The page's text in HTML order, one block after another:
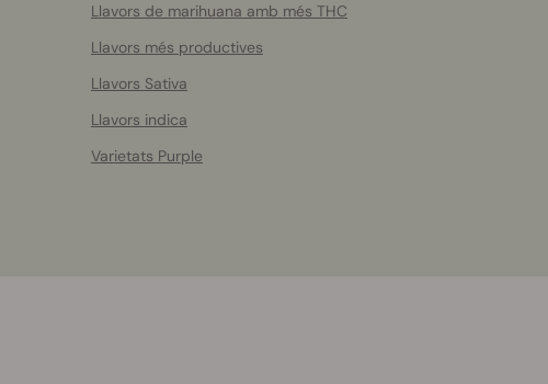
Llavors de marihuana amb més THC
Llavors més productives
Llavors Sativa
Llavors indica
Varietats Purple